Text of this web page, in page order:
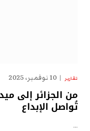
تقارير 10 نوفمبر، 2025
من الجزائر إلى
تُواصل الإبداع
…